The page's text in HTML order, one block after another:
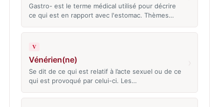
Gastro- est le terme médical utilisé pour décrire
ce qui est en rapport avec l'estomac. Thèmes…
V
Vénérien(ne)
Se dit de ce qui est relatif à l’acte sexuel ou de ce
qui est provoqué par celui-ci. Les…